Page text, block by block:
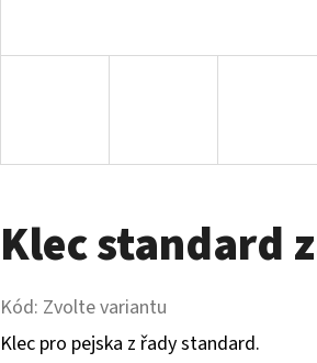
Klec standard
Kód: Zvolte variantu
Klec pro pejska z řady standard.